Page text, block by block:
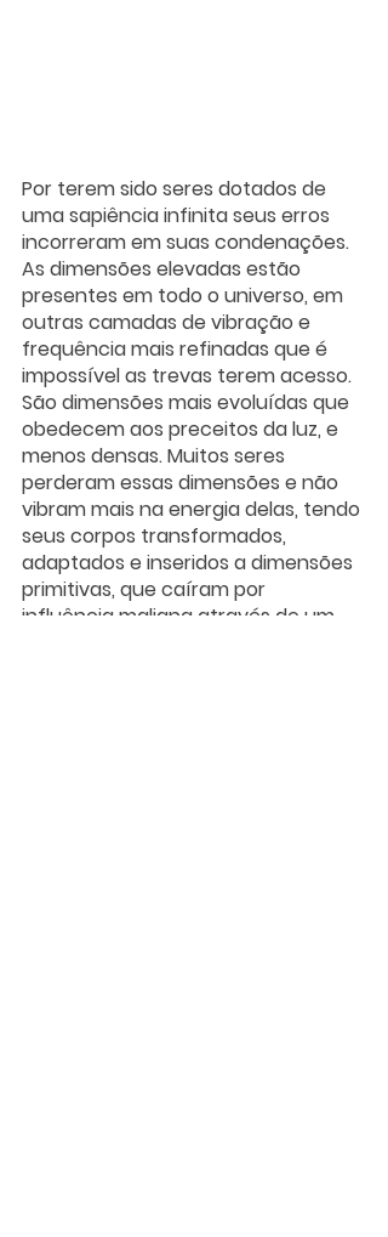
Por terem sido seres dotados de
uma sapiência infinita seus erros
incorreram em suas condenações.
As dimensões elevadas estão
presentes em todo o universo, em
outras camadas de vibração e
frequência mais refinadas que é
impossível as trevas terem acesso.
São dimensões mais evoluídas que
obedecem aos preceitos da luz, e
menos densas. Muitos seres
perderam essas dimensões e não
vibram mais na energia delas, tendo
seus corpos transformados,
adaptados e inseridos a dimensões
primitivas, que caíram por
influência maligna através de um